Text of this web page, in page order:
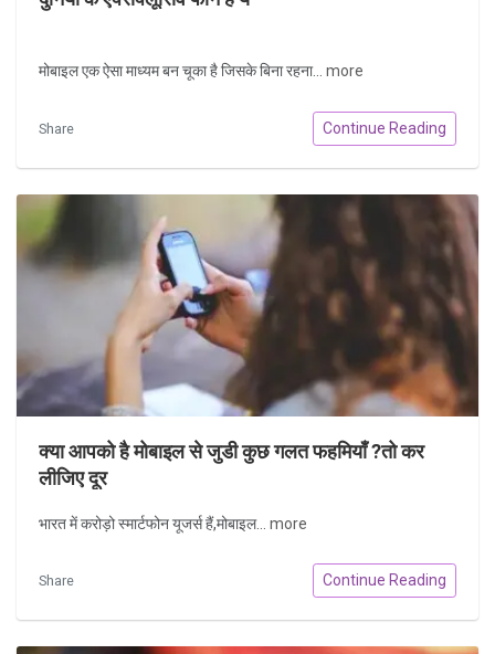
मोबाइल एक ऐसा माध्यम बन चूका है जिसके बिना रहना... more
Share Continue Reading
क्या आपको है मोबाइल से जुडी कुछ गलत फहमियाँ ?तो कर
लीजिए दूर
भारत में करोड़ो स्मार्टफोन यूजर्स हैं,मोबाइल... more
Share Continue Reading